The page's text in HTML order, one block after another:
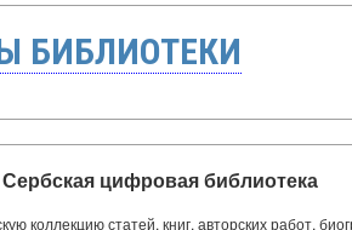
БИБЛИОТЕКИ
Сербская цифровая библиотека
коллекцию статей, книг, авторских работ,